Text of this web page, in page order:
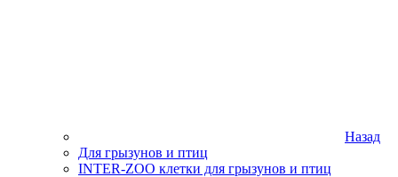
Назад
Для грызунов и птиц
INTER-ZOO клетки для грызунов и птиц